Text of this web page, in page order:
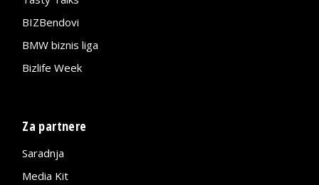
BIZBendovi
BMW biznis liga
Bizlife Week
Za partnere
Saradnja
Media Kit